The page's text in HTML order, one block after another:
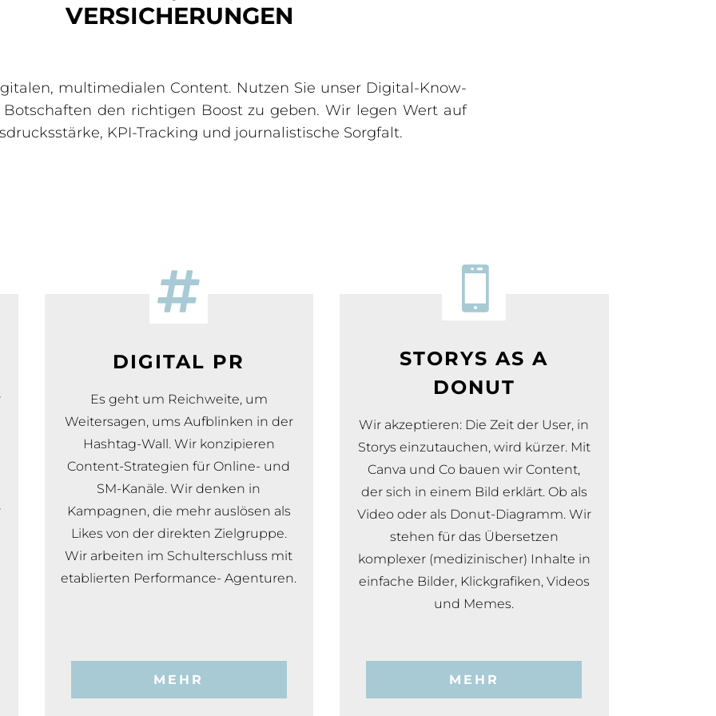
VERSICHERUNGEN
multimedialen Content. Nutzen Sie unser Digital-Know-
den richtigen Boost zu geben. Wir legen Wert auf
KPI-Tracking und journalistische Sorgfalt.

DIGITAL PR
Es geht um Reichweite, um
Weitersagen, ums Aufblinken in der
Hashtag-Wall. Wir konzipieren
Content-Strategien für Online- und
SM-Kanäle. Wir denken in
Kampagnen, die mehr auslösen als
Likes von der direkten Zielgruppe.
Wir arbeiten im Schulterschluss mit
etablierten Performance- Agenturen.
MEHR

STORYS AS A
DONUT
Wir akzeptieren: Die Zeit der User, in
Storys einzutauchen, wird kürzer. Mit
Canva und Co bauen wir Content,
der sich in einem Bild erklärt. Ob als
Video oder als Donut-Diagramm. Wir
stehen für das Übersetzen
komplexer (medizinischer) Inhalte in
einfache Bilder, Klickgrafiken, Videos
und Memes.
MEHR